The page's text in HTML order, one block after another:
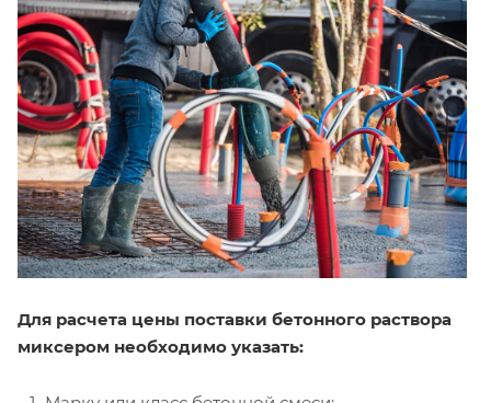
Для расчета цены поставки бетонного раствора
миксером необходимо указать: